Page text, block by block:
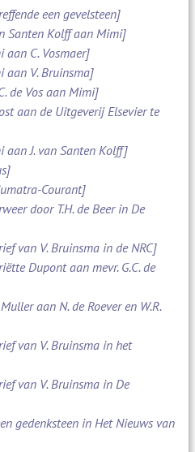
een gevelsteen]
Santen Kolff aan Mimi]
C. Vosmaer]
aan V. Bruinsma]
de Vos aan Mimi]
aan de Uitgeverij Elsevier te
J. van Santen Kolff]
Courant]
door T.H. de Beer in De
van V. Bruinsma in de NRC]
Dupont aan mevr. G.C. de
aan N. de Roever en W.R.
van V. Bruinsma in het
van V. Bruinsma in De
gedenksteen in Het Nieuws van